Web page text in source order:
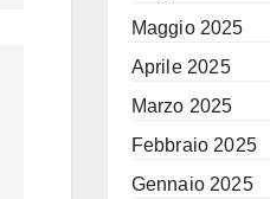
Maggio 2025
Aprile 2025
Marzo 2025
Febbraio 2025
Gennaio 2025